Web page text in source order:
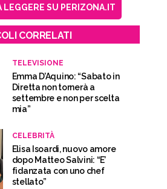
LEGGERE SU PERIZONA.IT
CORRELATI
TELEVISIONE
Emma D’Aquino: “Sabato in
Diretta non tornerà a
settembre e non per scelta
mia”
CELEBRITÀ
Elisa Isoardi, nuovo amore
dopo Matteo Salvini: “E’
fidanzata con uno chef
stellato”